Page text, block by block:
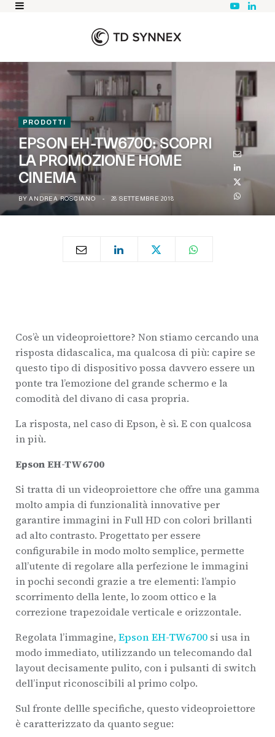
Y
e
L
PRODOTTI
EPSON EH-TW6700: SCOPRI
LA PROMOZIONE HOME
CINEMA
BY ANDREA ROSCIANO 28 SETTEMBRE 2018
Cos’è un videoproiettore? Non stiamo cercando una
risposta didascalica, ma qualcosa di più: capire se
questo tipo di dispositivo possa davvero essere un
ponte tra l’emozione del grande schermo e la
comodità del divano di casa propria.
La risposta, nel caso di Epson, è sì. E con qualcosa
in più.
Epson EH-TW6700
Si tratta di un videoproiettore che offre una gamma
molto ampia di funzionalità innovative per
garantire immagini in Full HD con colori brillanti
ad alto contrasto. Progettato per essere
configurabile in modo molto semplice, permette
all’utente di regolare alla perfezione le immagini
in pochi secondi grazie a tre elementi: l’ampio
scorrimento della lente, lo zoom ottico e la
correzione trapezoidale verticale e orizzontale.
Regolata l’immagine, Epson EH-TW6700 si usa in
modo immediato, utilizzando un telecomando dal
layout decisamente pulito, con i pulsanti di switch
dell’input riconoscibili al primo colpo.
Sul fronte dellle specifiche, questo videoproiettore
è caratterizzato da quanto segue: